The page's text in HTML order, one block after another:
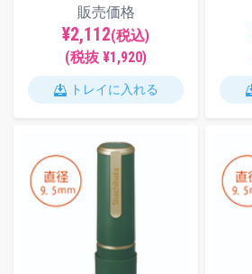
販売価格
¥2,112(税込)
(税抜 ¥1,920)
トレイに入れる